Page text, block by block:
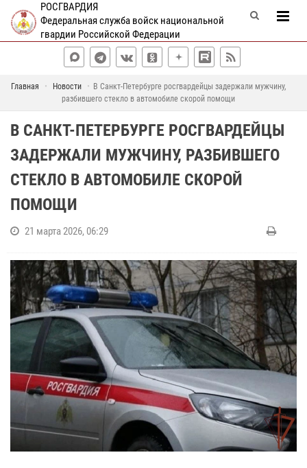
РОСГВАРДИЯ
Федеральная служба войск национальной
гвардии Российской Федерации
Главная Новости
В Санкт-Петербурге росгвардейцы задержали мужчину,
разбившего стекло в автомобиле скорой помощи
В САНКТ-ПЕТЕРБУРГЕ РОСГВАРДЕЙЦЫ
ЗАДЕРЖАЛИ МУЖЧИНУ, РАЗБИВШЕГО
СТЕКЛО В АВТОМОБИЛЕ СКОРОЙ
ПОМОЩИ
21 марта 2026, 06:29